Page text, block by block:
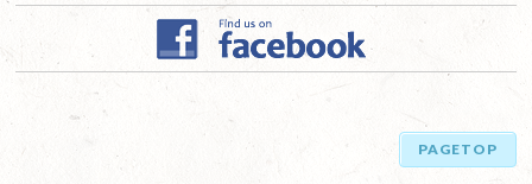
PAGETOP